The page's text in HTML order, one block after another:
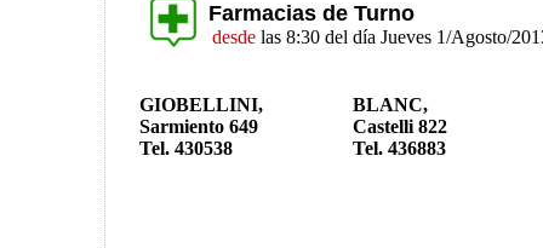
Farmacias de Turno
desde las 8:30 del día Jueves 1/Agosto/
GIOBELLINI,
Sarmiento 649
Tel. 430538
BLANC,
Castelli 822
Tel. 436883